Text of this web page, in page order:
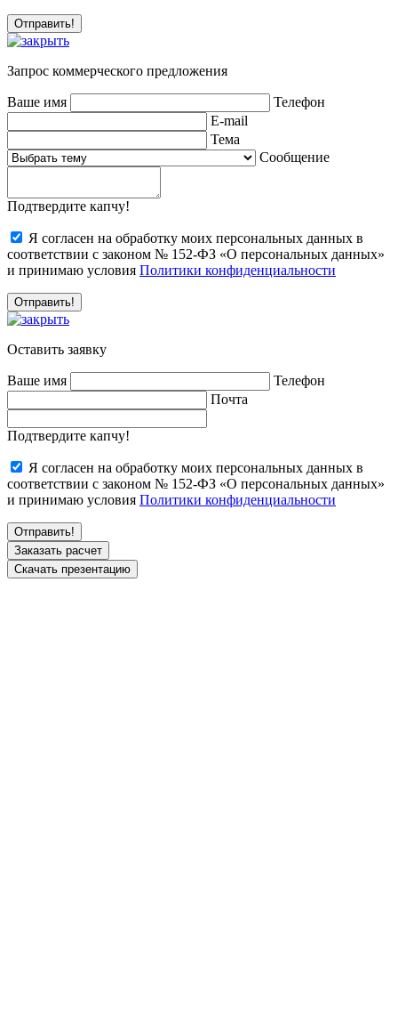
Запрос коммерческого предложения
Ваше имя
Телефон
E-mail
Тема
Сообщение
Подтвердите капчу!
Я согласен на обработку моих персональных данных в
соответствии с законом № 152-ФЗ «О персональных данных»
и принимаю условия Политики конфиденциальности
Оставить заявку
Ваше имя
Телефон
Почта
Подтвердите капчу!
Я согласен на обработку моих персональных данных в
соответствии с законом № 152-ФЗ «О персональных данных»
и принимаю условия Политики конфиденциальности
Заказать расчет
Скачать презентацию